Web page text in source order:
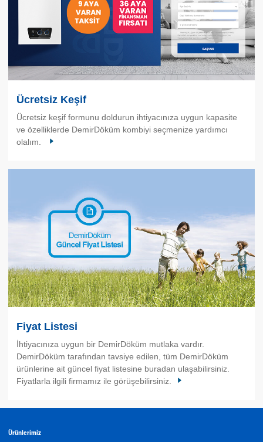
Ücretsiz Keşif
Ücretsiz keşif formunu doldurun ihtiyacınıza uygun kapasite
ve özelliklerde DemirDöküm kombiyi seçmenize yardımcı
olalım.
Fiyat Listesi
İhtiyacınıza uygun bir DemirDöküm mutlaka vardır.
DemirDöküm tarafından tavsiye edilen, tüm DemirDöküm
ürünlerine ait güncel fiyat listesine buradan ulaşabilirsiniz.
Fiyatlarla ilgili firmamız ile görüşebilirsiniz.
Ürünlerimiz